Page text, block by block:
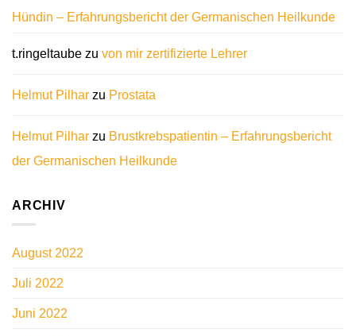
Hündin – Erfahrungsbericht der Germanischen Heilkunde
t.ringeltaube zu von mir zertifizierte Lehrer
Helmut Pilhar zu Prostata
Helmut Pilhar zu Brustkrebspatientin – Erfahrungsbericht
der Germanischen Heilkunde
ARCHIV
August 2022
Juli 2022
Juni 2022